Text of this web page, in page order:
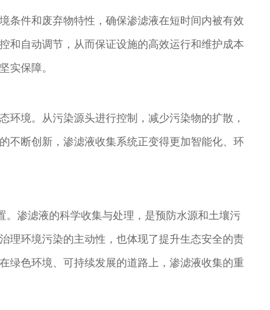
条件和废弃物特性，确保渗滤液在短时间内被有效
和自动调节，从而保证设施的高效运行和维护成本
实保障。
环境。从污染源头进行控制，减少污染物的扩散，
不断创新，渗滤液收集系统正变得更加智能化、环
。渗滤液的科学收集与处理，是预防水源和土壤污
理环境污染的主动性，也体现了提升生态安全的责
绿色环境、可持续发展的道路上，渗滤液收集的重